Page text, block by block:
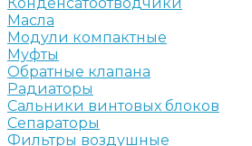
Масла
Модули компактные
Муфты
Обратные клапана
Радиаторы
Сальники винтовых блоков
Сепараторы
Фильтры воздушные